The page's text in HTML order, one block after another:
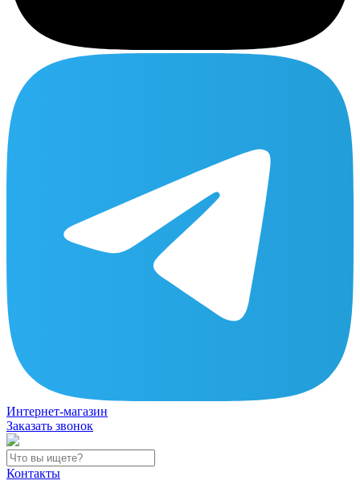
Интернет-магазин
Заказать звонок
Контакты